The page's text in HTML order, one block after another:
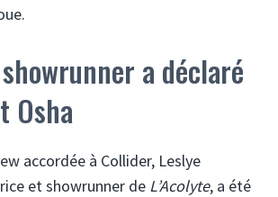
a déclaré
Osha
accordée à Collider, Leslye
et showrunner de L’Acolyte, a été